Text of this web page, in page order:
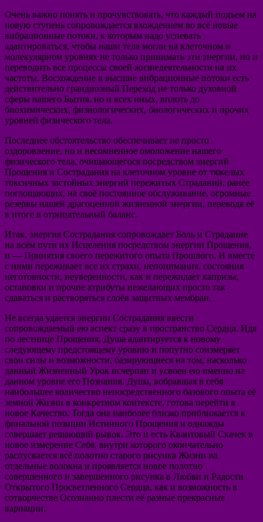
Очень важно понять и прочувствовать, что каждый подъем на
новую ступень сопровождается вхождением во всё новые
вибрационные потоки, к которым надо успевать
адаптироваться, чтобы наши тела могли на клеточном и
молекулярном уровнях не только принимать эти энергии, но и
переводить все процессы своей жизнедеятельности на их
частоты. Восхождение в высшие вибрационные потоки есть
действительно грандиозный Переход не только духовной
сферы нашего Бытия, но и всех иных, вплоть до
биохимических, физиологических, биологических и прочих
уровней физического тела.
Последнее обстоятельство обеспечивает не просто
оздоровление, но и несомненное омоложение нашего
физического тела, очищающегося посредством энергий
Прощения и Сострадания на клеточном уровне от тяжелых
токсичных застойных энергий пережитых Страданий, ранее
поглощающих, на своё постоянное обслуживание, огромные
резервы нашей драгоценной жизненной энергии, переводя её
в итоге в отрицательный баланс.
Итак, энергия Сострадания сопровождает Боль и Страдание
на всём пути их Исцеления посредством энергии Прощения,
и — Принятия своего пережитого опыта Прошлого. И вместе
с ними переживает все их страхи, непонимания, состояния
неготовности, неуверенности, как и пережидает капризы,
остановки и прочие атрибуты нежелающих просто так
сдаваться и растворяться слоёв защитных мембран.
Не всегда удается энергии Сострадания ввести
сопровождаемый ею аспект сразу в пространство Сердца. Идя
по лестнице Прощения, Душа адаптируется к новому
следующему предстоящему уровню и попутно соизмеряет
свои силы и возможности, базирующиеся на том, насколько
данный Жизненный Урок исчерпан и усвоен ею именно на
данном уровне его Познания. Душа, вобравшая в себя
наибольшее количество непосредственного базового опыта её
земной Жизни в конкретном контексте, готова перейти в
новое Качество. Тогда она наиболее близко приближается к
финальной позиции Истинного Прощения и однажды
совершает решающий рывок. Это и есть Квантовый Скачек в
новое измерение Себя, внутри которого окончательно
распускается всё полотно старого рисунка Жизни на
отдельные волокна и проявляется новое полотно
совершенного и завершенного рисунка в Любви и Радости
Открытого Просветленного Сердца, как и возможность в
сотворчестве Осознанно плести её разные прекрасные
вариации.